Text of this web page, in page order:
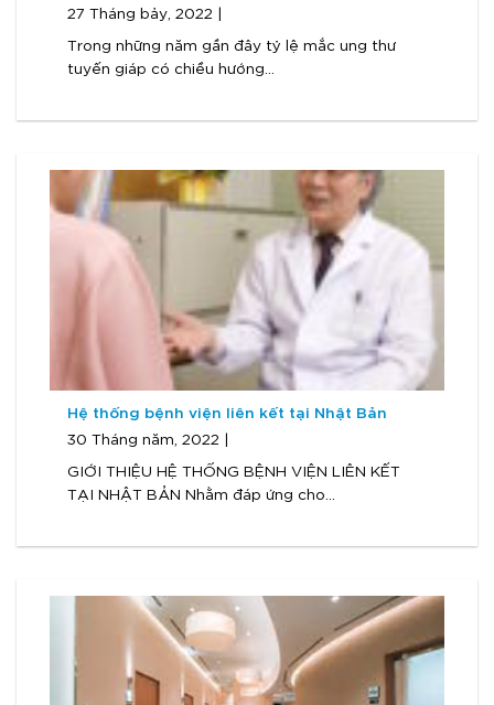
27 Tháng bảy, 2022 |
Trong những năm gần đây tỷ lệ mắc ung thư
tuyến giáp có chiều hướng...
Hệ thống bệnh viện liên kết tại Nhật Bản
30 Tháng năm, 2022 |
GIỚI THIỆU HỆ THỐNG BỆNH VIỆN LIÊN KẾT
TẠI NHẬT BẢN Nhằm đáp ứng cho...